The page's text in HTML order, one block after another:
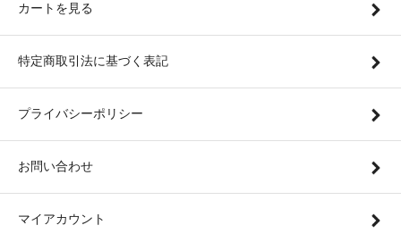
カートを見る
特定商取引法に基づく表記
プライバシーポリシー
お問い合わせ
マイアカウント